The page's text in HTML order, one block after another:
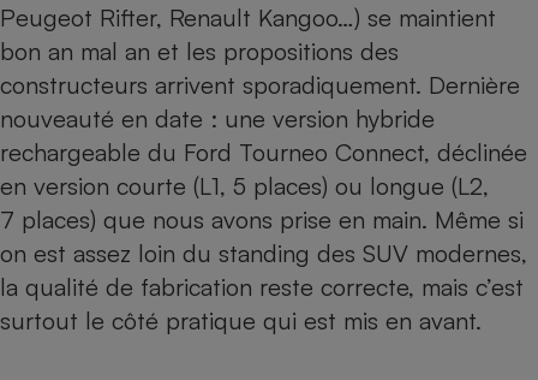
Peugeot Rifter, Renault Kangoo…) se maintient
bon an mal an et les propositions des
constructeurs arrivent sporadiquement. Dernière
nouveauté en date : une version hybride
rechargeable du Ford Tourneo Connect, déclinée
en version courte (L1, 5 places) ou longue (L2,
7 places) que nous avons prise en main. Même si
on est assez loin du standing des SUV modernes,
la qualité de fabrication reste correcte, mais c’est
surtout le côté pratique qui est mis en avant.
bouteille
Lave-linge
Téléviseur
Matelas
Radiateur électrique
Antimoustique